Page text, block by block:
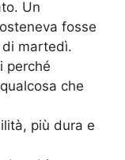
Un
fosse
martedì.
perché
che
più dura e